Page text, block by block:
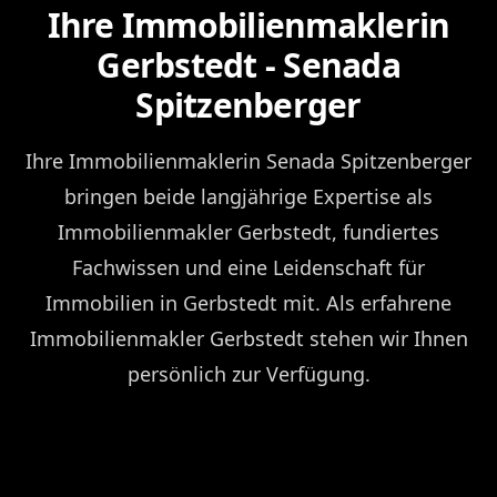
Ihre Immobilienmaklerin
Gerbstedt - Senada
Spitzenberger
Ihre Immobilienmaklerin Senada Spitzenberger
bringen beide langjährige Expertise als
Immobilienmakler Gerbstedt, fundiertes
Fachwissen und eine Leidenschaft für
Immobilien in Gerbstedt mit. Als erfahrene
Immobilienmakler Gerbstedt stehen wir Ihnen
persönlich zur Verfügung.